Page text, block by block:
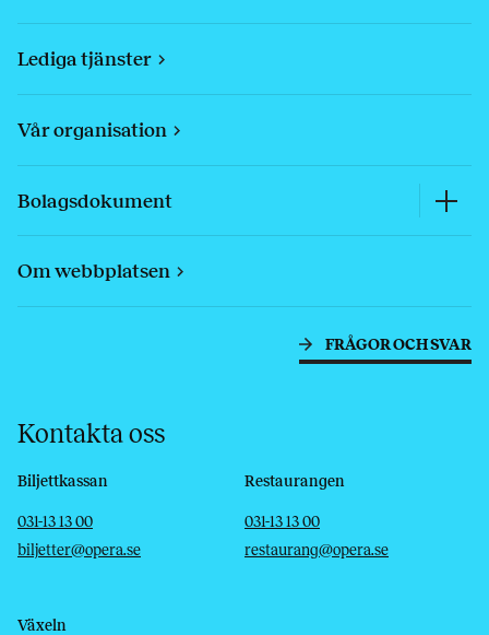
Lediga tjänster
Vår organisation
Bolagsdokument
Om webbplatsen
FRÅGOR OCH SVAR
Kontakta oss
Biljettkassan
Telefon
031-13 13 00
E-post
biljetter@opera.se
Restaurangen
Telefon
031-13 13 00
E-post
restaurang@opera.se
Växeln